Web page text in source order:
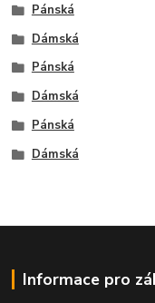
Pánská
Dámská
Pánská
Dámská
Pánská
Dámská
Informace pro